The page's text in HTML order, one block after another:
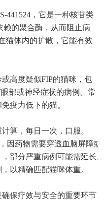
441524，它是一种核苷类
的聚合酶，从而阻止病
猫体内的扩散，它能有效
高度疑似FIP的猫咪，包
部或神经症状的病例。常
疫力低下的猫。
计算，每日一次，口服。
，因药物需要穿透血脑屏障
部分严重病例可能需延长。
以精确匹配猫咪体重。
保疗效与安全的重要环节